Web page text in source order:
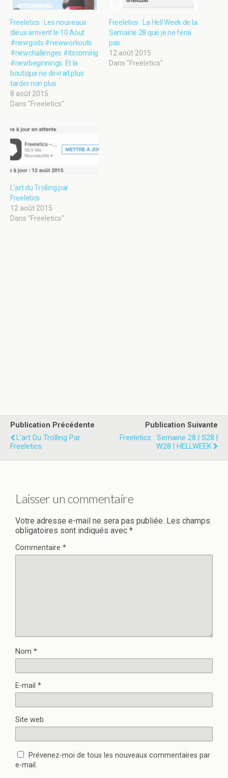
Freeletics : Les nouveaux
dieux arrivent le 10 Aout
#‎newgods‬ ‪#‎newworkouts‬
‪#‎newchallenges‬ ‪#‎itscoming‬
‪#‎newbeginnings‬. Et la
boutique ne devrait plus
tarder non plus
8 août 2015
Dans "Freeletics"
Freeletics : La Hell Week de la
Semaine 28 que je ne ferai
pas
12 août 2015
Dans "Freeletics"
L’art du Trolling par
Freeletics
12 août 2015
Dans "Freeletics"
Publication Précédente
L'art Du Trolling Par
Freeletics
Publication Suivante
Freeletics : Semaine 28 | S28 |
W28 | HELLWEEK
Laisser un commentaire
Votre adresse e-mail ne sera pas publiée. Les champs
obligatoires sont indiqués avec *
Commentaire *
Nom *
E-mail *
Site web
Prévenez-moi de tous les nouveaux commentaires par
e-mail.